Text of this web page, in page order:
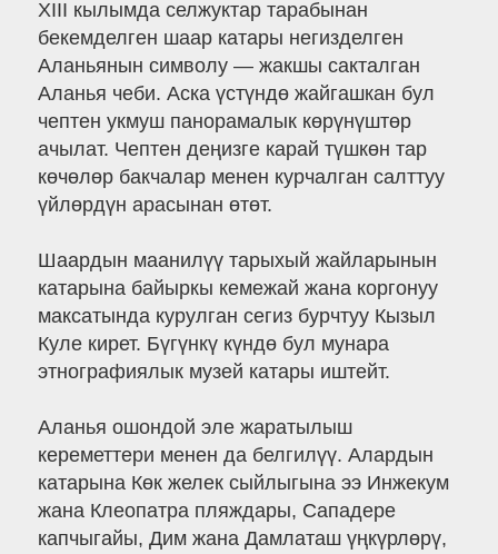
XIII кылымда селжуктар тарабынан
бекемделген шаар катары негизделген
Аланьянын символу — жакшы сакталган
Аланья чеби. Аска үстүндө жайгашкан бул
чептен укмуш панорамалык көрүнүштөр
ачылат. Чептен деңизге карай түшкөн тар
көчөлөр бакчалар менен курчалган салттуу
үйлөрдүн арасынан өтөт.
Шаардын маанилүү тарыхый жайларынын
катарына байыркы кемежай жана коргонуу
максатында курулган сегиз бурчтуу Кызыл
Куле кирет. Бүгүнкү күндө бул мунара
этнографиялык музей катары иштейт.
Аланья ошондой эле жаратылыш
кереметтери менен да белгилүү. Алардын
катарына Көк желек сыйлыгына ээ Инжекум
жана Клеопатра пляждары, Сападере
капчыгайы, Дим жана Дамлаташ үңкүрлөрү,